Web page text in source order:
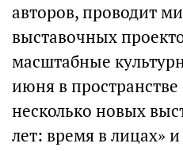
авторов, проводит
выставочных
масштабные
июня в пространстве
несколько новых
лет: время в лицах»